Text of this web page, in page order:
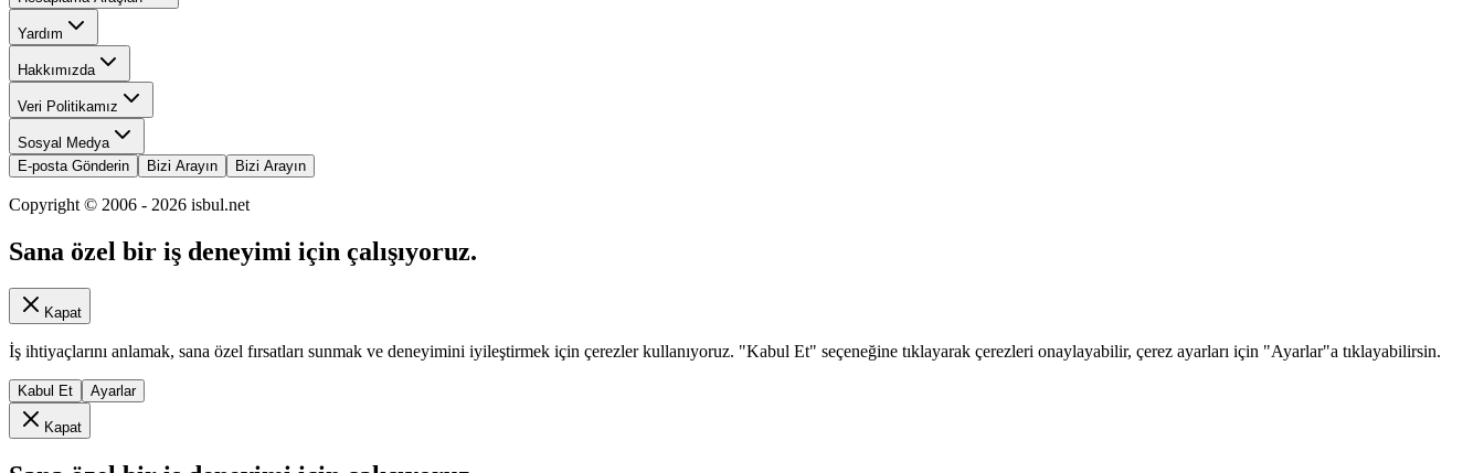
Yardım
Hakkımızda
Veri Politikamız
Sosyal Medya
E-posta Gönderin
Bizi Arayın Bizi Arayın
Copyright © 2006 - 2026 isbul.net
Sana özel bir iş deneyimi için çalışıyoruz.
Kapat
İş ihtiyaçlarını anlamak, sana özel fırsatları sunmak ve deneyimini iyileştirmek için çerezler kullanıyoruz. "Kabul Et" seçeneğine tıklayarak çerezleri onaylayabilir, çerez ayarları için "Ayarlar"a tıklayabilirsin.
Kabul Et Ayarlar
Kapat